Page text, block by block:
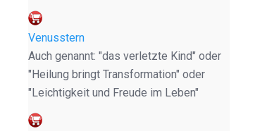
Venusstern
Auch genannt: "das verletzte Kind" oder
"Heilung bringt Transformation" oder
"Leichtigkeit und Freude im Leben"